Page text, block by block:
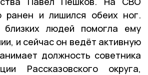
ранен и лишился обеих ног.
людей помогла ему
и сейчас он ведёт активную
должность советника
Рассказовского округа,